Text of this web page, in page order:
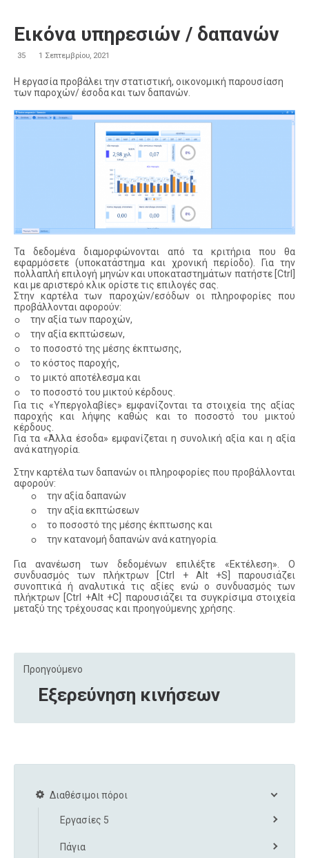
Εικόνα υπηρεσιών / δαπανών
35 1 Σεπτεμβρίου, 2021
Η εργασία προβάλει την στατιστική, οικονομική παρουσίαση
των παροχών/ έσοδα και των δαπανών.
Τα δεδομένα διαμορφώνονται από τα κριτήρια που θα
εφαρμόσετε (υποκατάστημα και χρονική περίοδο). Για την
πολλαπλή επιλογή μηνών και υποκαταστημάτων πατήστε [Ctrl]
και με αριστερό κλικ ορίστε τις επιλογές σας.
Στην καρτέλα των παροχών/εσόδων οι πληροφορίες που
προβάλλονται αφορούν:
◦ την αξία των παροχών,
◦ την αξία εκπτώσεων,
◦ το ποσοστό της μέσης έκπτωσης,
◦ το κόστος παροχής,
◦ το μικτό αποτέλεσμα και
◦
το ποσοστό του μικτού κέρδους.
Για τις «Υπεργολαβίες» εμφανίζονται τα στοιχεία της αξίας
παροχής και λήψης καθώς και το ποσοστό του μικτού
κέρδους.
Για τα «Άλλα έσοδα» εμφανίζεται η συνολική αξία και η αξία
ανά κατηγορία.
Στην καρτέλα των δαπανών οι πληροφορίες που προβάλλονται
αφορούν:
◦ την αξία δαπανών
◦ την αξία εκπτώσεων
◦ το ποσοστό της μέσης έκπτωσης και
◦ την κατανομή δαπανών ανά κατηγορία.
Για ανανέωση των δεδομένων επιλέξτε «Εκτέλεση». Ο
συνδυασμός των πλήκτρων [Ctrl + Alt +S] παρουσιάζει
συνοπτικά ή αναλυτικά τις αξίες ενώ ο συνδυασμός των
πλήκτρων [Ctrl +Alt +C] παρουσιάζει τα συγκρίσιμα στοιχεία
μεταξύ της τρέχουσας και προηγούμενης χρήσης.
Προηγούμενο
Εξερεύνηση κινήσεων
Διαθέσιμοι πόροι
Εργασίες 5
Πάγια